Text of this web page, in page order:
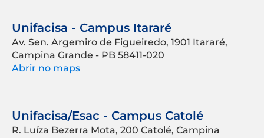
Unifacisa - Campus Itararé
Av. Sen. Argemiro de Figueiredo, 1901 Itararé,
Campina Grande - PB 58411-020
Abrir no maps
Unifacisa/Esac - Campus Catolé
R. Luíza Bezerra Mota, 200 Catolé, Campina